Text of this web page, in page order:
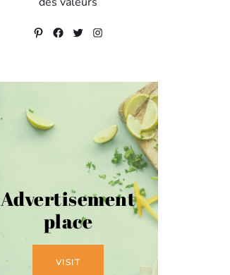
Pinterest
Facebook
TwitterInstagram
Advertisement
place
VISIT